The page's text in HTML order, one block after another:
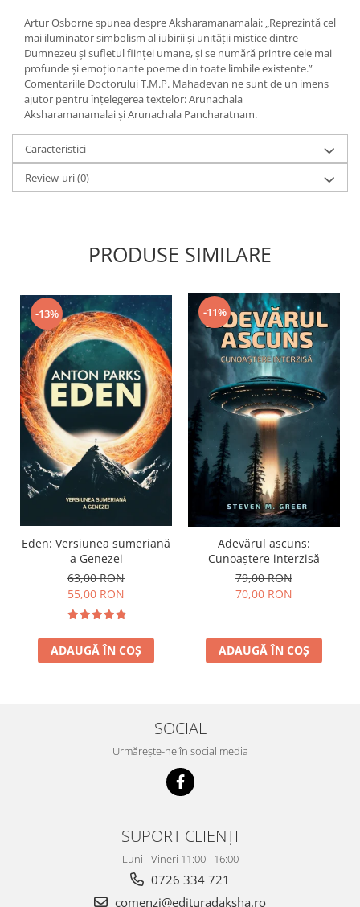
Artur Osborne spunea despre Aksharamanamalai: „Reprezintă cel
mai iluminator simbolism al iubirii și unității mistice dintre
Dumnezeu și sufletul ființei umane, și se numără printre cele mai
profunde și emoționante poeme din toate limbile existente.”
Comentariile Doctorului T.M.P. Mahadevan ne sunt de un imens
ajutor pentru înțelegerea textelor: Arunachala
Aksharamanamalai și Arunachala Pancharatnam.
Caracteristici
Review-uri(0)
PRODUSE SIMILARE
-13%
Eden: Versiunea sumeriană
a Genezei
63,00 RON
55,00 RON
ADAUGĂ ÎN COȘ
-11%
Adevărul ascuns:
Cunoaștere interzisă
79,00 RON
70,00 RON
ADAUGĂ ÎN COȘ
SOCIAL
Urmărește-ne în social media
SUPORT CLIENȚI
Luni - Vineri 11:00 - 16:00
0726 334 721
comenzi@edituradaksha.ro